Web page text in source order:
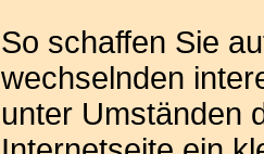
So schaffen Sie
wechselnden
unter Umständen